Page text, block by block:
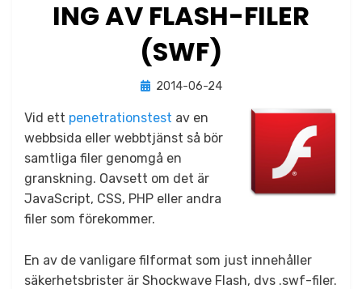
ING AV FLASH-FILER
(SWF)
avJonas Lejon
Publicerad
2014-06-24
Vid ett penetrationstest av en
webbsida eller webbtjänst så bör
samtliga filer genomgå en
granskning. Oavsett om det är
JavaScript, CSS, PHP eller andra
filer som förekommer.
En av de vanligare filformat som just innehåller
säkerhetsbrister är Shockwave Flash, dvs .swf-filer.